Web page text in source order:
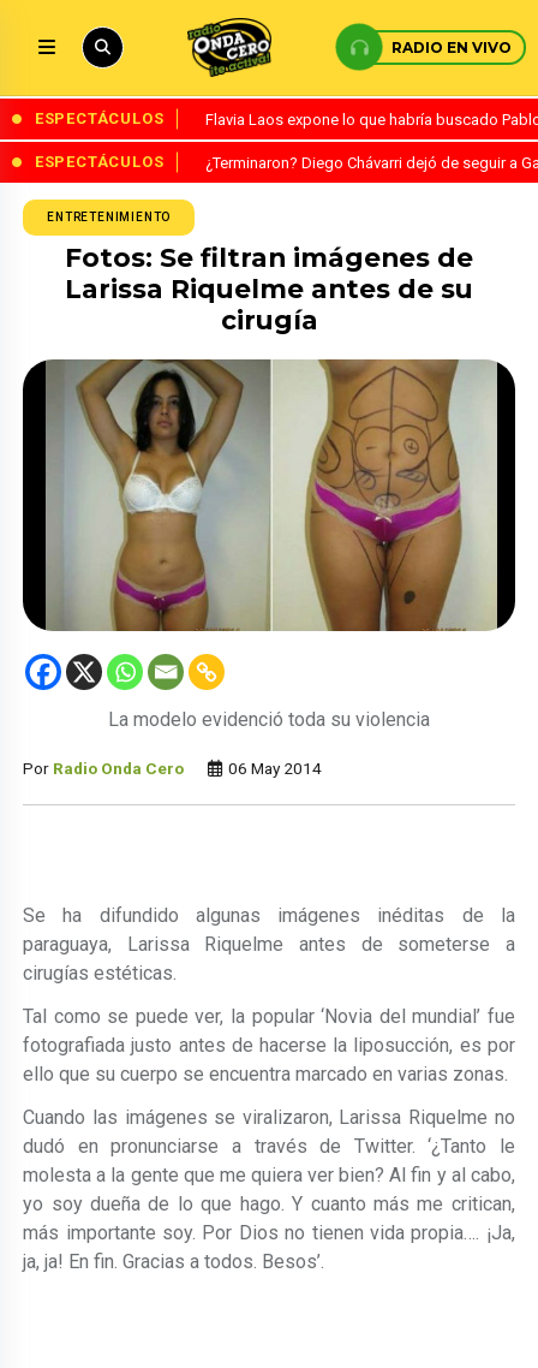
RADIO EN VIVO
ESPECTÁCULOS Flavia Laos expone lo que habría buscado
ESPECTÁCULOS ¿Terminaron? Diego Chávarri dejó de seguir a
ENTRETENIMIENTO
Fotos: Se filtran imágenes de
Larissa Riquelme antes de su
cirugía
La modelo evidenció toda su violencia
Por Radio Onda Cero 06 May 2014
Se ha difundido algunas imágenes inéditas de la
paraguaya, Larissa Riquelme antes de someterse a
cirugías estéticas.
Tal como se puede ver, la popular ‘Novia del mundial’ fue
fotografiada justo antes de hacerse la liposucción, es por
ello que su cuerpo se encuentra marcado en varias zonas.
Cuando las imágenes se viralizaron, Larissa Riquelme no
dudó en pronunciarse a través de Twitter. ‘¿Tanto le
molesta a la gente que me quiera ver bien? Al fin y al cabo,
yo soy dueña de lo que hago. Y cuanto más me critican,
más importante soy. Por Dios no tienen vida propia…. ¡Ja,
ja, ja! En fin. Gracias a todos. Besos’.